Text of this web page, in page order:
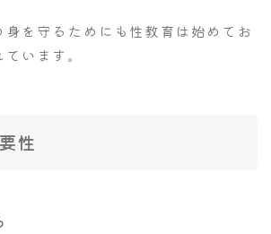
身を守るためにも性教育は始めてお
います。
性